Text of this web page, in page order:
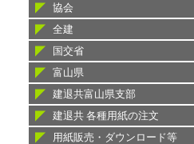
協会
全建
国交省
富山県
建退共富山県支部
建退共 各種用紙の注文
用紙販売・ダウンロード等